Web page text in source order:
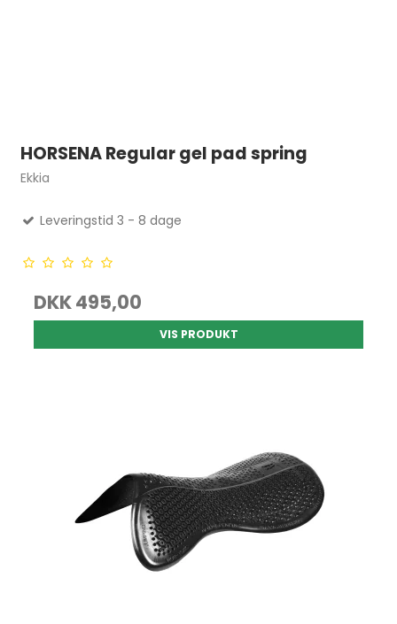
HORSENA Regular gel pad spring
Ekkia
Leveringstid 3 - 8 dage
DKK 495,00
VIS PRODUKT